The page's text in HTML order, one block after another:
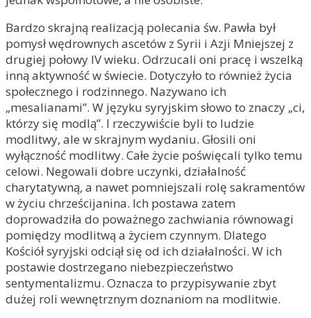
Bardzo skrajną realizacją polecania św. Pawła był
pomysł wędrownych ascetów z Syrii i Azji Mniejszej z
drugiej połowy IV wieku. Odrzucali oni pracę i wszelką
inną aktywność w świecie. Dotyczyło to również życia
społecznego i rodzinnego. Nazywano ich
„mesalianami”. W języku syryjskim słowo to znaczy „ci,
którzy się modlą”. I rzeczywiście byli to ludzie
modlitwy, ale w skrajnym wydaniu. Głosili oni
wyłączność modlitwy. Całe życie poświęcali tylko temu
celowi. Negowali dobre uczynki, działalność
charytatywną, a nawet pomniejszali rolę sakramentów
w życiu chrześcijanina. Ich postawa zatem
doprowadziła do poważnego zachwiania równowagi
pomiędzy modlitwą a życiem czynnym. Dlatego
Kościół syryjski odciął się od ich działalności. W ich
postawie dostrzegano niebezpieczeństwo
sentymentalizmu. Oznacza to przypisywanie zbyt
dużej roli wewnętrznym doznaniom na modlitwie.